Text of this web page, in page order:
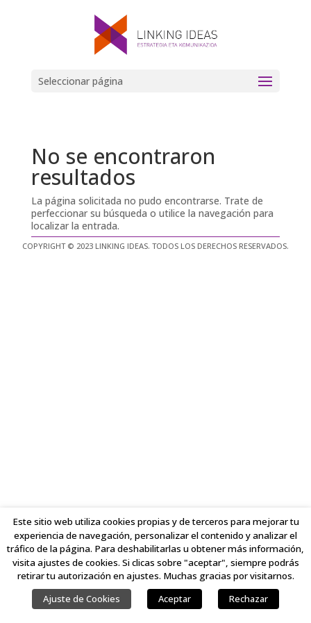
Seleccionar página
No se encontraron
resultados
La página solicitada no pudo encontrarse. Trate de
perfeccionar su búsqueda o utilice la navegación para
localizar la entrada.
COPYRIGHT © 2023 LINKING IDEAS. TODOS LOS DERECHOS RESERVADOS.
Este sitio web utiliza cookies propias y de terceros para mejorar tu
experiencia de navegación, personalizar el contenido y analizar el
tráfico de la página. Para deshabilitarlas u obtener más información,
visita ajustes de cookies. Si clicas sobre "aceptar", siempre podrás
retirar tu autorización en ajustes. Muchas gracias por visitarnos.
Ajuste de Cookies
Aceptar Rechazar